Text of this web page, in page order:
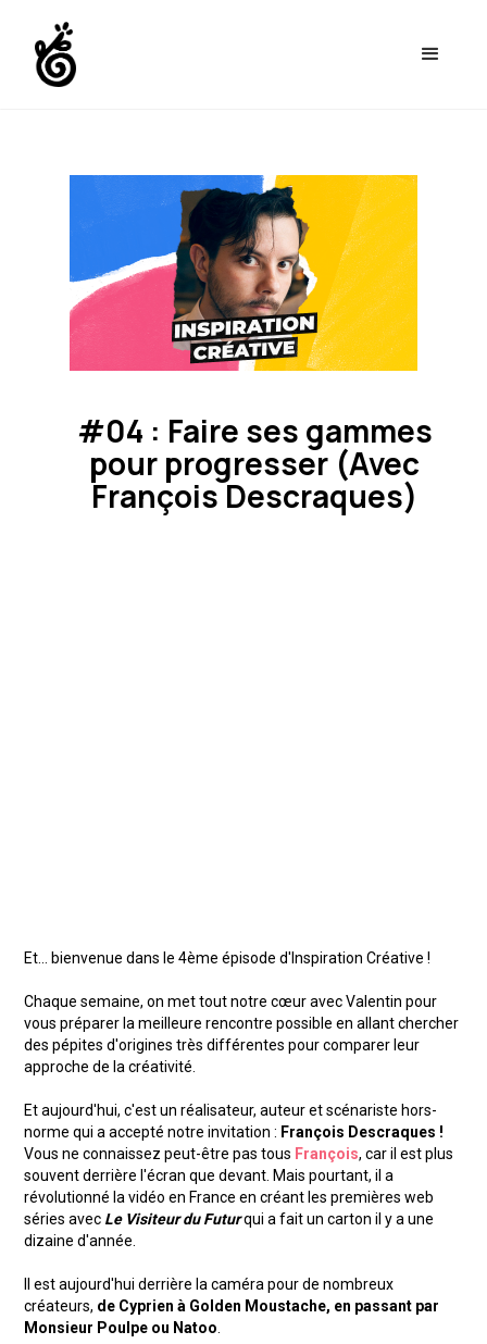
#04 : Faire ses gammes
pour progresser (Avec
François Descraques)
Et... bienvenue dans le 4ème épisode d'Inspiration Créative !
Chaque semaine, on met tout notre cœur avec Valentin pour
vous préparer la meilleure rencontre possible en allant chercher
des pépites d'origines très différentes pour comparer leur
approche de la créativité.
Et aujourd'hui, c'est un réalisateur, auteur et scénariste hors-
norme qui a accepté notre invitation : François Descraques !
Vous ne connaissez peut-être pas tous François, car il est plus
souvent derrière l'écran que devant. Mais pourtant, il a
révolutionné la vidéo en France en créant les premières web
séries avec Le Visiteur du Futurqui a fait un carton il y a une
dizaine d'année.
Il est aujourd'hui derrière la caméra pour de nombreux
créateurs, de Cyprien à Golden Moustache, en passant par
Monsieur Poulpe ou Natoo